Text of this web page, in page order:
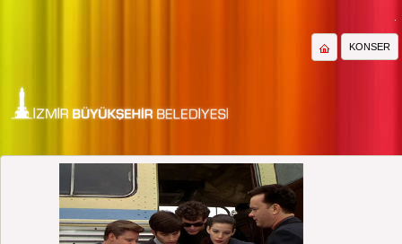
KONSER